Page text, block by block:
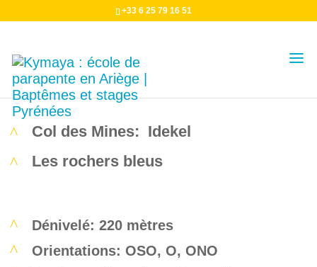
+33 6 25 79 16 51
Tafraout
Col des Mines: Idekel
Les rochers bleus
Dénivelé: 220 mètres
Orientations: OSO, O, ONO